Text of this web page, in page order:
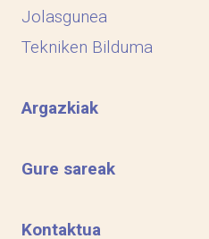
Jolasgunea
Tekniken Bilduma
Argazkiak
Gure sareak
Kontaktua